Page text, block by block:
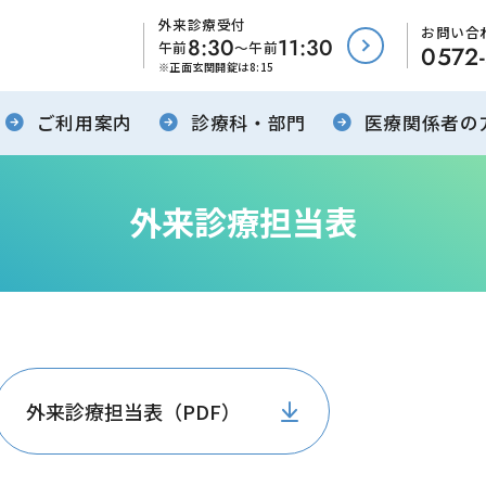
ご利用案内 診療科・部門 医療関係者の
外来診療担当表
外来診療担当表（PDF）
外来診療受付
午前8:30～午前11:30
正面玄関開錠は8:15
お問い合